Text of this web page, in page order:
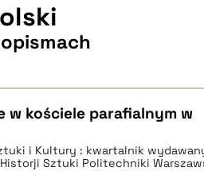
w kościele parafialnym w
i Kultury : kwartalnik
Sztuki Politechniki